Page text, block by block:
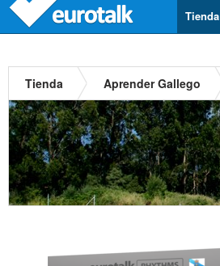
Tienda
Tienda Aprender Gallego